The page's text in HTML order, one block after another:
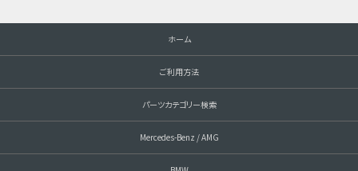
ホーム
ご利用方法
パーツカテゴリー検索
Mercedes-Benz / AMG